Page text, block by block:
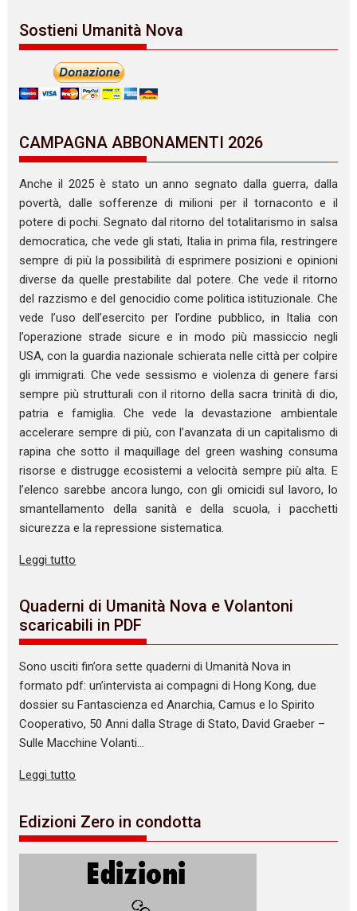
Sostieni Umanità Nova
CAMPAGNA ABBONAMENTI 2026
Anche il 2025 è stato un anno segnato dalla guerra, dalla
povertà, dalle sofferenze di milioni per il tornaconto e il
potere di pochi. Segnato dal ritorno del totalitarismo in salsa
democratica, che vede gli stati, Italia in prima fila, restringere
sempre di più la possibilità di esprimere posizioni e opinioni
diverse da quelle prestabilite dal potere. Che vede il ritorno
del razzismo e del genocidio come politica istituzionale. Che
vede l’uso dell’esercito per l’ordine pubblico, in Italia con
l’operazione strade sicure e in modo più massiccio negli
USA, con la guardia nazionale schierata nelle città per colpire
gli immigrati. Che vede sessismo e violenza di genere farsi
sempre più strutturali con il ritorno della sacra trinità di dio,
patria e famiglia. Che vede la devastazione ambientale
accelerare sempre di più, con l’avanzata di un capitalismo di
rapina che sotto il maquillage del green washing consuma
risorse e distrugge ecosistemi a velocità sempre più alta. E
l’elenco sarebbe ancora lungo, con gli omicidi sul lavoro, lo
smantellamento della sanità e della scuola, i pacchetti
sicurezza e la repressione sistematica.
Leggi tutto
Quaderni di Umanità Nova e Volantoni
scaricabili in PDF
Sono usciti fin’ora sette quaderni di Umanità Nova in
formato pdf: un’intervista ai compagni di Hong Kong, due
dossier su Fantascienza ed Anarchia, Camus e lo Spirito
Cooperativo, 50 Anni dalla Strage di Stato, David Graeber –
Sulle Macchine Volanti…
Leggi tutto
Edizioni Zero in condotta